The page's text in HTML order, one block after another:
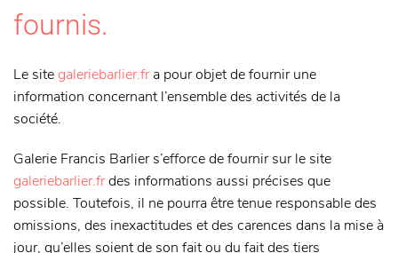
fournis.
Le sitegaleriebarlier.fra pour objet de fournir une
information concernant l’ensemble des activités de la
société.
Galerie Francis Barlier s’efforce de fournir sur le site
galeriebarlier.frdes informations aussi précises que
possible. Toutefois, il ne pourra être tenue responsable des
omissions, des inexactitudes et des carences dans la mise à
jour, qu’elles soient de son fait ou du fait des tiers